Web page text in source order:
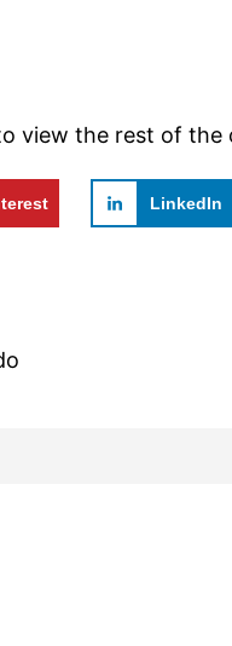
view the rest of
LinkedIn